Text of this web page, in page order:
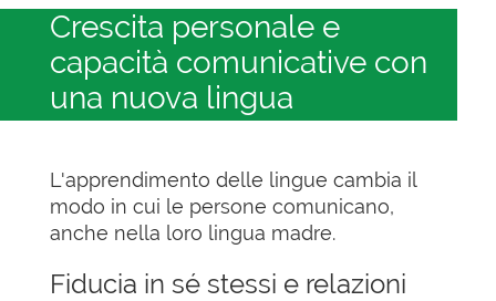
Crescita personale e
capacità comunicative con
una nuova lingua
L'apprendimento delle lingue cambia il
modo in cui le persone comunicano,
anche nella loro lingua madre.
Fiducia in sé stessi e relazioni